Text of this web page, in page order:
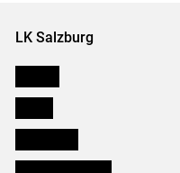
LK Salzburg